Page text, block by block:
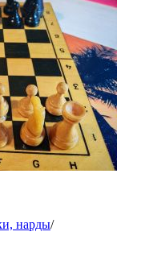
нарды/